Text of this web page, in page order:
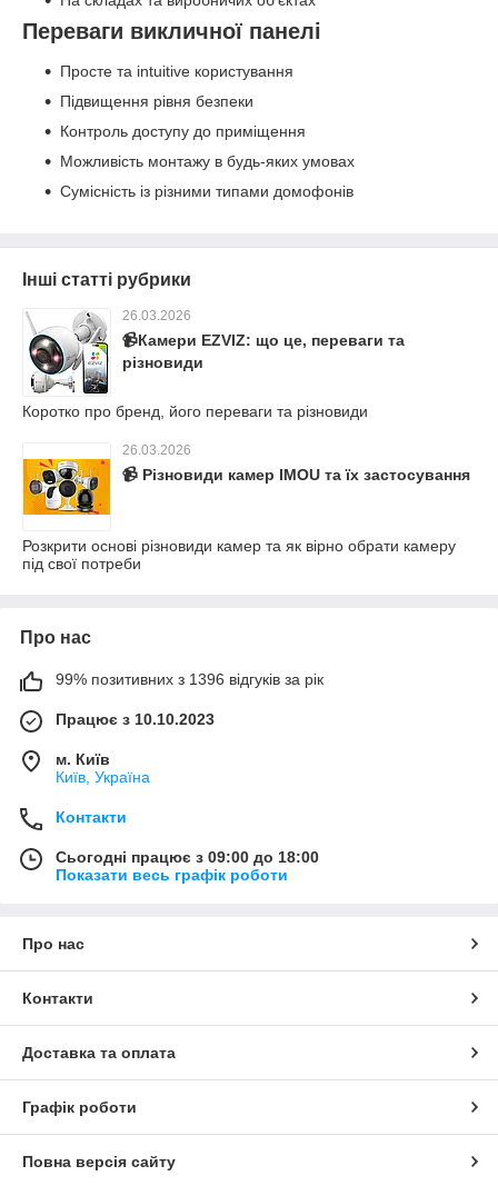
Переваги викличної панелі
Просте та intuitive користування
Підвищення рівня безпеки
Контроль доступу до приміщення
Можливість монтажу в будь-яких умовах
Сумісність із різними типами домофонів
Інші статті рубрики
26.03.2026
​​​​​​​📹Камери EZVIZ: що це, переваги та
різновиди
Коротко про бренд, його переваги та різновиди
26.03.2026
📹 Різновиди камер IMOU та їх застосування
Розкрити основі різновиди камер та як вірно обрати камеру
під свої потреби
Про нас
99% позитивних з 1396 відгуків за рік
Працює з 10.10.2023
м. Київ
Київ, Україна
Контакти
Сьогодні працює з 09:00 до 18:00
Показати весь графік роботи
Про нас
Контакти
Доставка та оплата
Графік роботи
Повна версія сайту